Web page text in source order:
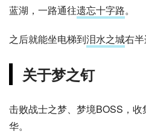
蓝湖，一路通往遗忘十字路。
之后就能坐电梯到泪水之城右半
关于梦之钉
击败战士之梦、梦境BOSS，
华。